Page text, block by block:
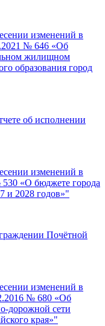
изменений в
№ 646 «Об
жилищном
образования город
об исполнении
изменений в
«О бюджете города
и 2028 годов»"
Почётной
изменений в
№ 680 «Об
дорожной сети
края»"